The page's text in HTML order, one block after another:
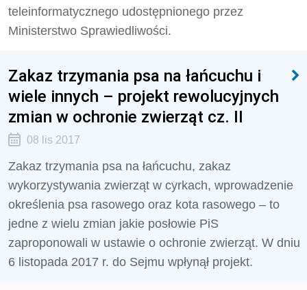
teleinformatycznego udostępnionego przez
Ministerstwo Sprawiedliwości.
Zakaz trzymania psa na łańcuchu i
wiele innych – projekt rewolucyjnych
zmian w ochronie zwierząt cz. II
08 lis 2017
Zakaz trzymania psa na łańcuchu, zakaz
wykorzystywania zwierząt w cyrkach, wprowadzenie
określenia psa rasowego oraz kota rasowego – to
jedne z wielu zmian jakie posłowie PiS
zaproponowali w ustawie o ochronie zwierząt. W dniu
6 listopada 2017 r. do Sejmu wpłynął projekt.